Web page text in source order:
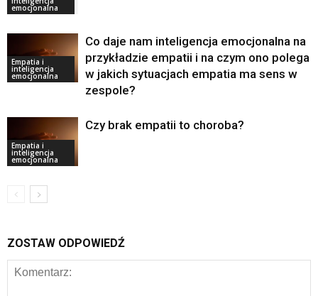
emocjonalna
Empatia i
inteligencja
emocjonalna
Co daje nam inteligencja emocjonalna na
przykładzie empatii i na czym ono polega
w jakich sytuacjach empatia ma sens w
zespole?
Empatia i
inteligencja
emocjonalna
Czy brak empatii to choroba?
ZOSTAW ODPOWIEDŹ